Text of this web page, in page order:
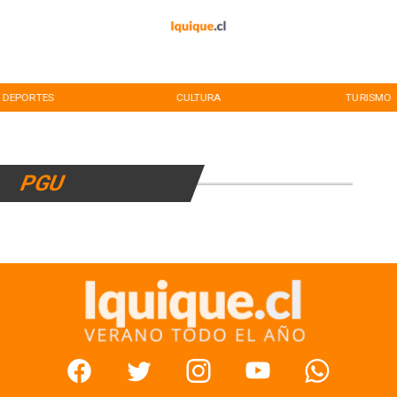
DEPORTES CULTURA TURISMO
PGU